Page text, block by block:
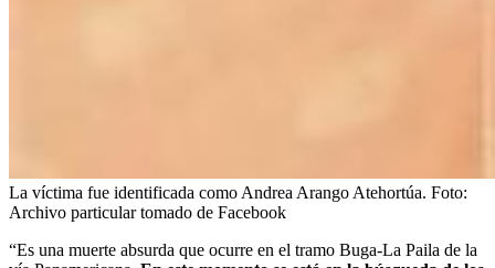
La víctima fue identificada como Andrea Arango Atehortúa. Foto:
Archivo particular tomado de Facebook
“Es una muerte absurda que ocurre en el tramo Buga-La Paila de la